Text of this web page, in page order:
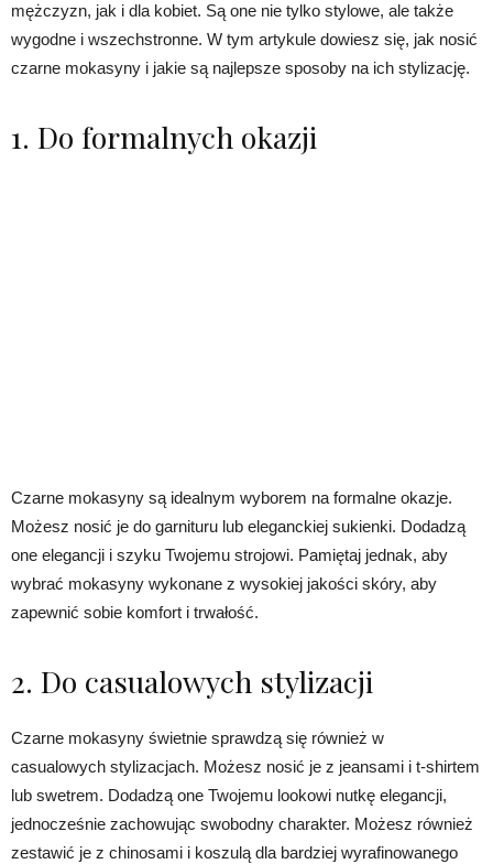
mężczyzn, jak i dla kobiet. Są one nie tylko stylowe, ale także
wygodne i wszechstronne. W tym artykule dowiesz się, jak nosić
czarne mokasyny i jakie są najlepsze sposoby na ich stylizację.
1. Do formalnych okazji
Czarne mokasyny są idealnym wyborem na formalne okazje.
Możesz nosić je do garnituru lub eleganckiej sukienki. Dodadzą
one elegancji i szyku Twojemu strojowi. Pamiętaj jednak, aby
wybrać mokasyny wykonane z wysokiej jakości skóry, aby
zapewnić sobie komfort i trwałość.
2. Do casualowych stylizacji
Czarne mokasyny świetnie sprawdzą się również w
casualowych stylizacjach. Możesz nosić je z jeansami i t-shirtem
lub swetrem. Dodadzą one Twojemu lookowi nutkę elegancji,
jednocześnie zachowując swobodny charakter. Możesz również
zestawić je z chinosami i koszulą dla bardziej wyrafinowanego